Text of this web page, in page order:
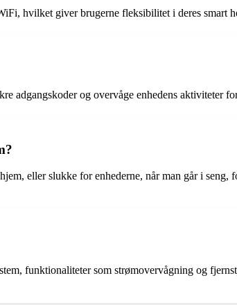
hvilket giver brugerne fleksibilitet i deres smart
adgangskoder og overvåge enhedens aktiviteter
eller slukke for enhederne, når man går i seng,
funktionaliteter som strømovervågning og